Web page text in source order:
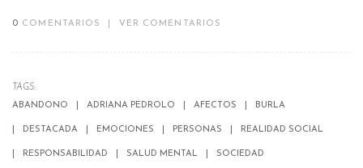
0 COMENTARIOS VER COMENTARIOS
TAGS:
ABANDONO
ADRIANA PEDROLO AFECTOS BURLA
DESTACADA EMOCIONES PERSONAS REALIDAD SOCIAL
RESPONSABILIDAD SALUD MENTAL SOCIEDAD